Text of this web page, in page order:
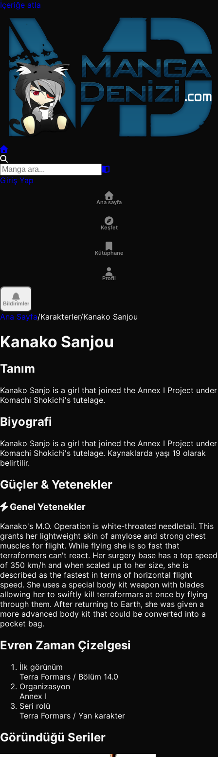
İçeriğe atla
Giriş Yap
Ana sayfa
Keşfet
Kütüphane
Profil
Bildirimler
Ana Sayfa/Karakterler/Kanako Sanjou
Kanako Sanjou
Tanım
Kanako Sanjo is a girl that joined the Annex I Project under
Komachi Shokichi's tutelage.
Biyografi
Kanako Sanjo is a girl that joined the Annex I Project under
Komachi Shokichi's tutelage. Kaynaklarda yaşı 19 olarak
belirtilir.
Güçler & Yetenekler
Genel Yetenekler
Kanako's M.O. Operation is white-throated needletail. This
grants her lightweight skin of amylose and strong chest
muscles for flight. While flying she is so fast that
terraformers can't react. Her surgery base has a top speed
of 350 km/h and when scaled up to her size, she is
described as the fastest in terms of horizontal flight
speed. She uses a special body kit weapon with blades
allowing her to swiftly kill terraformars at once by flying
through them. After returning to Earth, she was given a
more advanced body kit that could be converted into a
pocket bag.
Evren Zaman Çizelgesi
İlk görünüm
Terra Formars / Bölüm 14.0
Organizasyon
Annex I
Seri rolü
Terra Formars / Yan karakter
Göründüğü Seriler